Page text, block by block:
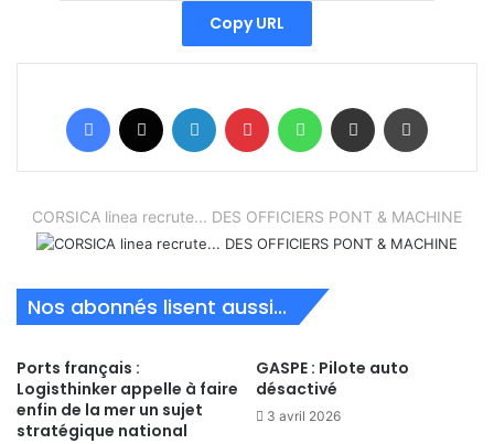
Copy URL
Facebook Linkedin Pinterest WhatsAppPartager par email
CORSICA linea recrute... DES OFFICIERS PONT & MACHINE
Nos abonnés lisent aussi...
Ports français :
Logisthinker appelle à faire
enfin de la mer un sujet
stratégique national
GASPE : Pilote auto
désactivé
3 avril 2026